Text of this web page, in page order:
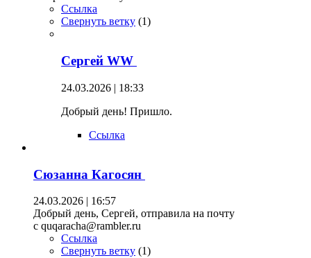
Ссылка
Свернуть ветку (1)
Сергей WW
24.03.2026 | 18:33
Добрый день! Пришло.
Ссылка
Сюзанна Кагосян
24.03.2026 | 16:57
Добрый день, Сергей, отправила на почту
c quqaracha@rambler.ru
Ссылка
Свернуть ветку (1)